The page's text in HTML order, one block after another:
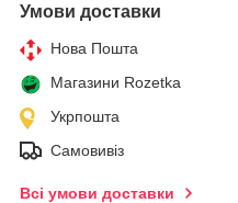
Умови доставки
Нова Пошта
Магазини Rozetka
Укрпошта
Самовивіз
Всі умови доставки